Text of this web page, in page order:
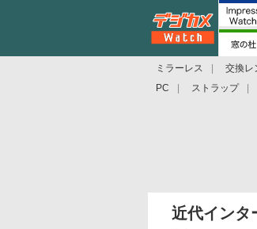
ミラーレス 交換レ
PC
ストラップ
近代インタ